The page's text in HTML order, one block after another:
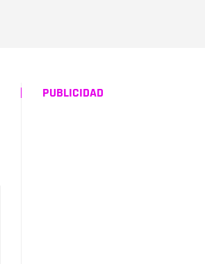
PUBLICIDAD